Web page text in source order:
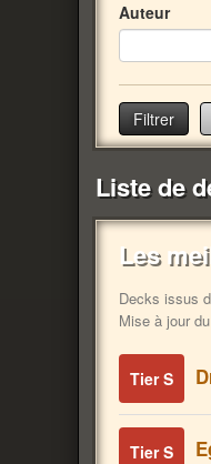
Auteur
Liste de
Les
Decks issus
Mise à jour
Tier S
Tier S